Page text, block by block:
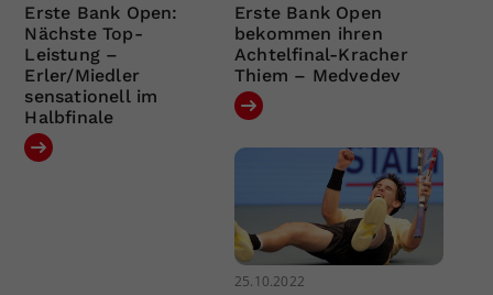
Erste Bank Open:
Nächste Top-
Leistung –
Erler/Miedler
sensationell im
Halbfinale
Erste Bank Open
bekommen ihren
Achtelfinal-Kracher
Thiem – Medvedev
25.10.2022